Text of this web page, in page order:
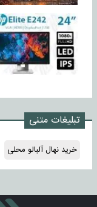
تبلیغات متنی
خرید نهال آلبالو محلی